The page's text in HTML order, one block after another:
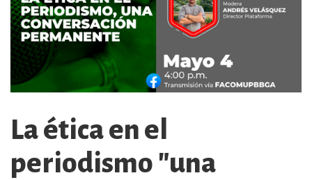
La ética en el
periodismo "una